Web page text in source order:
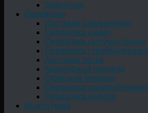
Демонтаж
Перевозка
Доставка ракушечника
Перевозка камня
Перевозка сыпучих грузов
Перевозка
Доставка песка
Квартирный переезд
Офисный переезд
Перевозка электротехники
Перевозка мебели
Вывоз лома